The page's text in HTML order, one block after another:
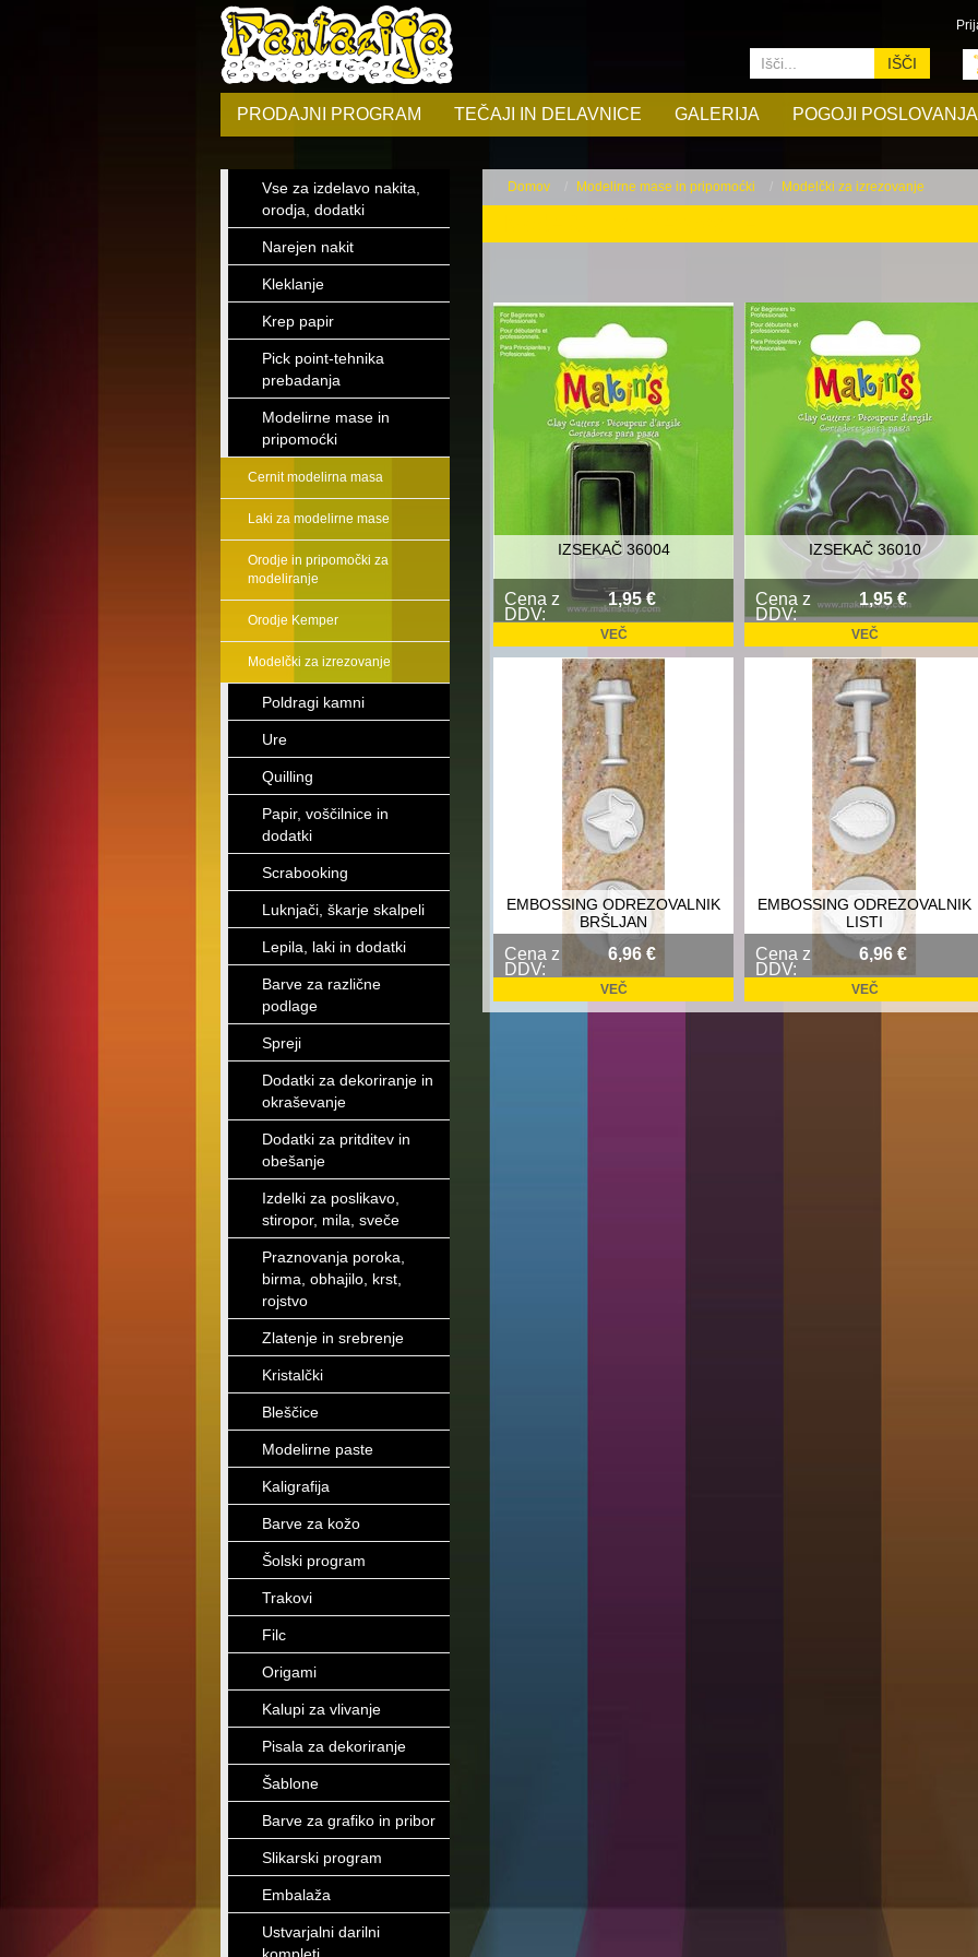
PRODAJNI PROGRAM TEČAJI IN DELAVNICE GALERIJA POGOJI POSLOVANJA
IŠČI
Vse za izdelavo nakita,
orodja, dodatki
Narejen nakit
Kleklanje
Krep papir
Pick point-tehnika
prebadanja
Modelirne mase in
pripomoćki
Cernit modelirna masa
Laki za modelirne mase
Orodje in pripomočki za
modeliranje
Orodje Kemper
Modelčki za izrezovanje
Poldragi kamni
Ure
Quilling
Papir, voščilnice in
dodatki
Scrabooking
Luknjači, škarje skalpeli
Lepila, laki in dodatki
Barve za različne
podlage
Spreji
Dodatki za dekoriranje in
okraševanje
Dodatki za pritditev in
obešanje
Izdelki za poslikavo,
stiropor, mila, sveče
Praznovanja poroka,
birma, obhajilo, krst,
rojstvo
Zlatenje in srebrenje
Kristalčki
Bleščice
Modelirne paste
Kaligrafija
Barve za kožo
Šolski program
Trakovi
Filc
Origami
Kalupi za vlivanje
Pisala za dekoriranje
Šablone
Barve za grafiko in pribor
Slikarski program
Embalaža
Ustvarjalni darilni
Domov Modelirne mase in pripomoćki Modelčki za izrezovanje
IZSEKAČ 36004
Cena z
DDV:
1,95 €
VEČ
IZSEKAČ 36010
Cena z
DDV:
1,95 €
VEČ
EMBOSSING ODREZOVALNIK
BRŠLJAN
Cena z
DDV:
6,96 €
VEČ
EMBOSSING ODREZOVALNIK
LISTI
Cena z
DDV:
6,96 €
VEČ